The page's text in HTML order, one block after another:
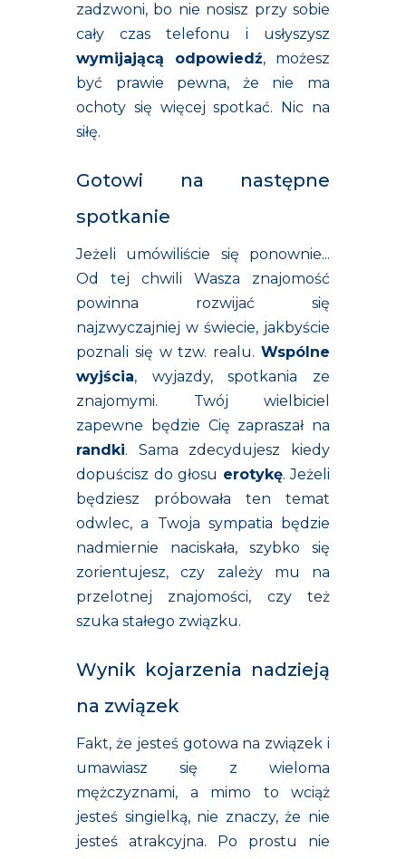
zadzwoni, bo nie nosisz przy sobie
cały czas telefonu i usłyszysz
wymijającą odpowiedź, możesz
być prawie pewna, że nie ma
ochoty się więcej spotkać. Nic na
siłę.
Gotowi na następne
spotkanie
Jeżeli umówiliście się ponownie...
Od tej chwili Wasza znajomość
powinna rozwijać się
najzwyczajniej w świecie, jakbyście
poznali się w tzw. realu. Wspólne
wyjścia, wyjazdy, spotkania ze
znajomymi. Twój wielbiciel
zapewne będzie Cię zapraszał na
randki. Sama zdecydujesz kiedy
dopuścisz do głosu erotykę. Jeżeli
będziesz próbowała ten temat
odwlec, a Twoja sympatia będzie
nadmiernie naciskała, szybko się
zorientujesz, czy zależy mu na
przelotnej znajomości, czy też
szuka stałego związku.
Wynik kojarzenia nadzieją
na związek
Fakt, że jesteś gotowa na związek i
umawiasz się z wieloma
mężczyznami, a mimo to wciąż
jesteś singielką, nie znaczy, że nie
jesteś atrakcyjna. Po prostu nie